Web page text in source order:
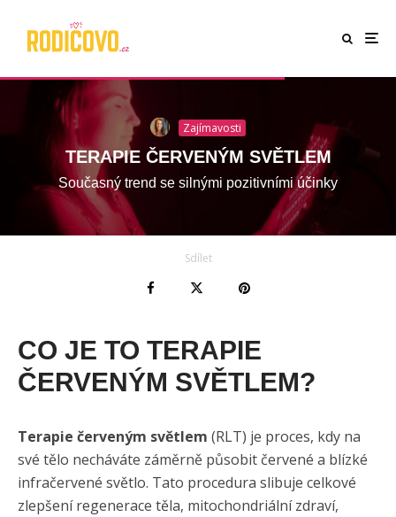
Zajímavosti
TERAPIE ČERVENÝM SVĚTLEM
Současný trend se silnými pozitivními účinky
Sdílet
CO JE TO TERAPIE
ČERVENÝM SVĚTLEM?
Terapie červeným světlem (RLT) je proces, kdy na
své tělo necháváte záměrně působit červené a blízké
infračervené světlo. Tato procedura slibuje celkové
zlepšení regenerace těla, mitochondriální zdraví,